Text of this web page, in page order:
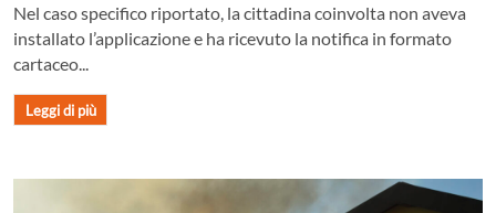
Nel caso specifico riportato, la cittadina coinvolta non aveva
installato l’applicazione e ha ricevuto la notifica in formato
cartaceo...
Leggi di più